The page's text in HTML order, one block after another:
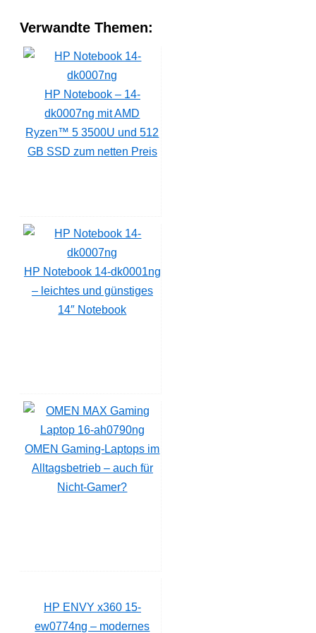
Verwandte Themen:
HP Notebook – 14-
dk0007ng mit AMD
Ryzen™ 5 3500U und 512
GB SSD zum netten Preis
HP Notebook 14-dk0001ng
– leichtes und günstiges
14″ Notebook
OMEN Gaming-Laptops im
Alltagsbetrieb – auch für
Nicht-Gamer?
HP ENVY x360 15-
ew0774ng – modernes